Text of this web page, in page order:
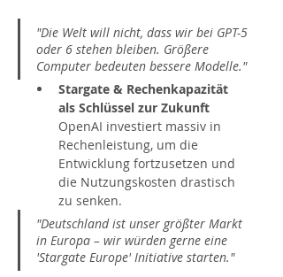
"Die Welt will nicht, dass wir bei GPT-5
oder 6 stehen bleiben. Größere
Computer bedeuten bessere Modelle."
Stargate & Rechenkapazität
als Schlüssel zur Zukunft
OpenAI investiert massiv in
Rechenleistung, um die
Entwicklung fortzusetzen und
die Nutzungskosten drastisch
zu senken.
"Deutschland ist unser größter Markt
in Europa – wir würden gerne eine
'Stargate Europe' Initiative starten."